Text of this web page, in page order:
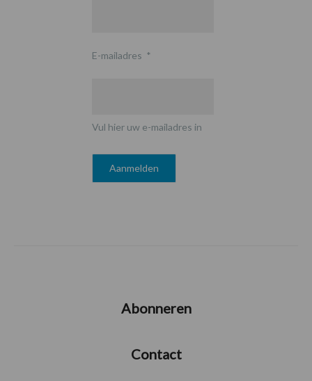
E-mailadres *
Vul hier uw e-mailadres in
Abonneren
Contact